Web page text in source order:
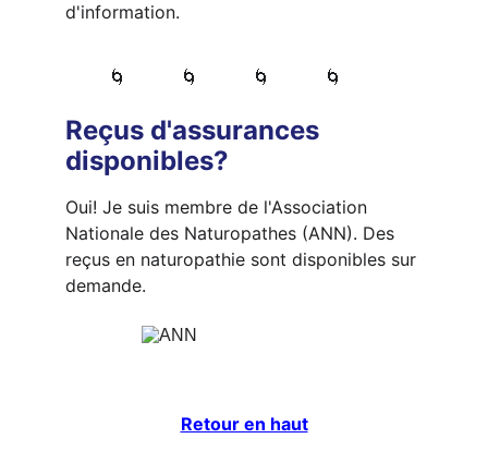
d'information.
        🌀          🌀          🌀          🌀
Reçus d'assurances
disponibles?
Oui! Je suis membre de l'Association
Nationale des Naturopathes (ANN). Des
reçus en naturopathie sont disponibles sur
demande.
Retour en haut